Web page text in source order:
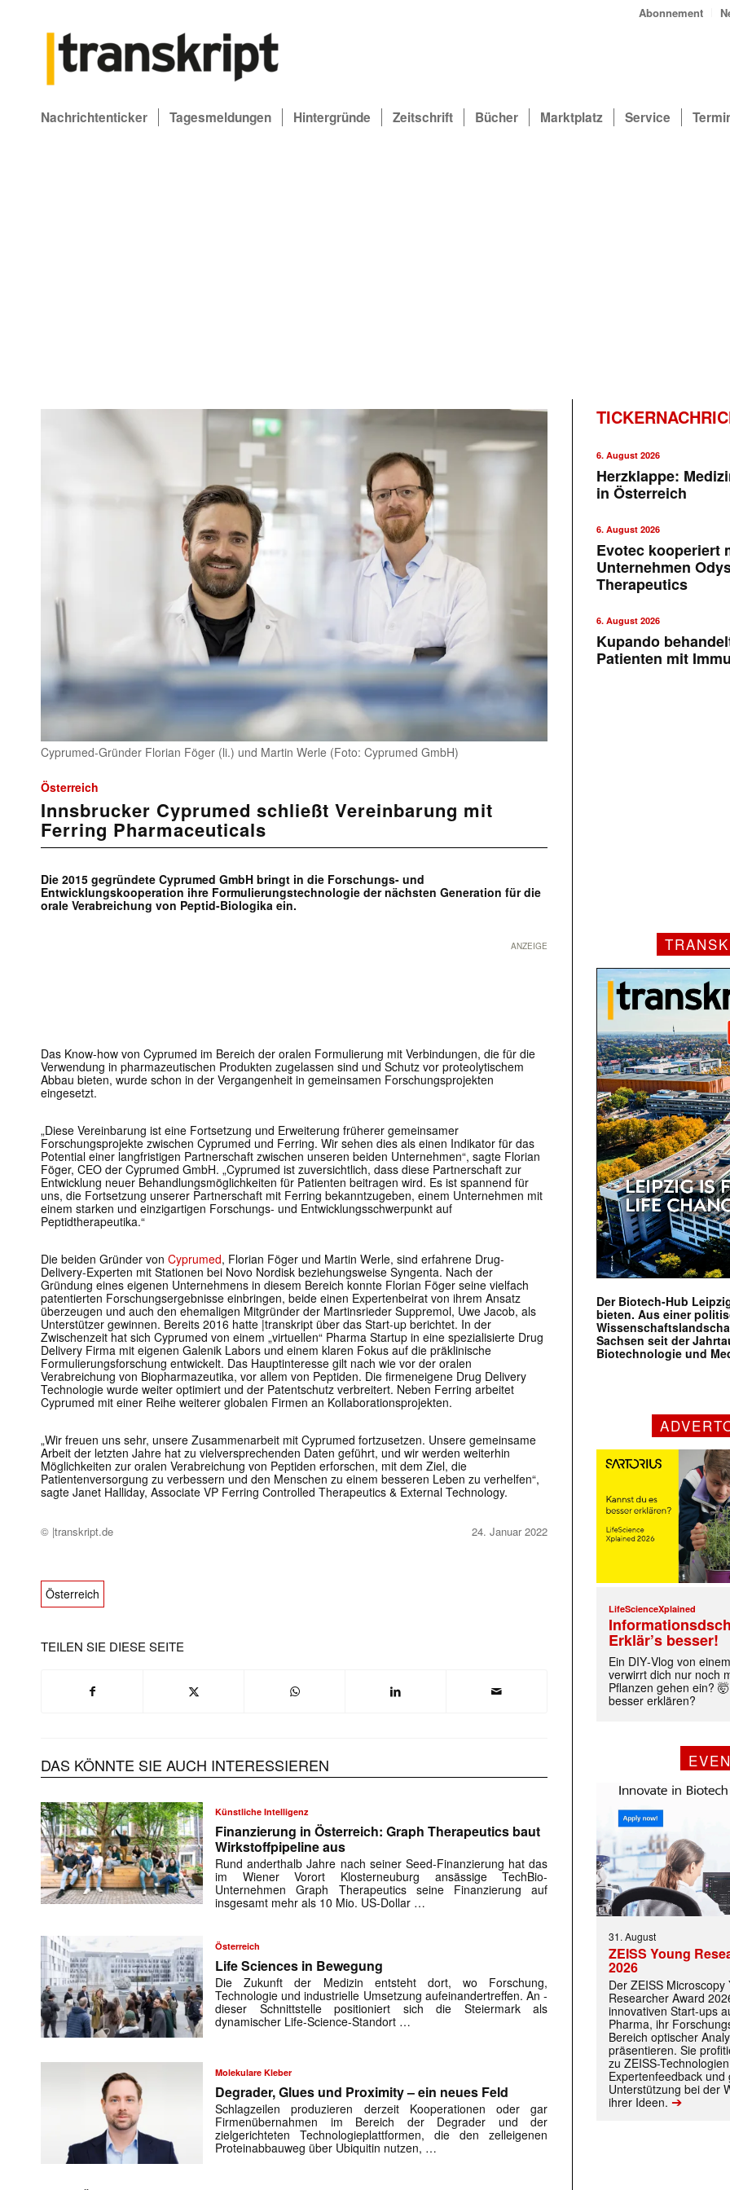
Mit dem |transkript-Newsletter jede Woche aktuell
E-
Mail
(erforderlich)
Abonnement
Nachrichtenticker Tagesmeldungen Hintergründe Zeitschrift Bücher Marktplatz Service
Cyprumed-Gründer Florian Föger (li.) und Martin Werle (Foto: Cyprumed GmbH)
Österreich
Innsbrucker Cyprumed schließt Vereinbarung mit
Ferring Pharmaceuticals
Die 2015 gegründete Cyprumed GmbH bringt in die Forschungs- und
Entwicklungskooperation ihre Formulierungstechnologie der nächsten Generation für die
orale Verabreichung von Peptid-Biologika ein.
ANZEIGE
Das Know-how von Cyprumed im Bereich der oralen Formulierung mit Verbindungen, die für die
Verwendung in pharmazeutischen Produkten zugelassen sind und Schutz vor proteolytischem
Abbau bieten, wurde schon in der Vergangenheit in gemeinsamen Forschungsprojekten
eingesetzt.
„Diese Vereinbarung ist eine Fortsetzung und Erweiterung früherer gemeinsamer
Forschungsprojekte zwischen Cyprumed und Ferring. Wir sehen dies als einen Indikator für das
Potential einer langfristigen Partnerschaft zwischen unseren beiden Unternehmen“, sagte Florian
Föger, CEO der Cyprumed GmbH. „Cyprumed ist zuversichtlich, dass diese Partnerschaft zur
Entwicklung neuer Behandlungsmöglichkeiten für Patienten beitragen wird. Es ist spannend für
uns, die Fortsetzung unserer Partnerschaft mit Ferring bekanntzugeben, einem Unternehmen mit
einem starken und einzigartigen Forschungs- und Entwicklungsschwerpunkt auf
Peptidtherapeutika.“
Die beiden Gründer von Cyprumed, Florian Föger und Martin Werle, sind erfahrene Drug-
Delivery-Experten mit Stationen bei Novo Nordisk beziehungsweise Syngenta. Nach der
Gründung eines eigenen Unternehmens in diesem Bereich konnte Florian Föger seine vielfach
patentierten Forschungsergebnisse einbringen, beide einen Expertenbeirat von ihrem Ansatz
überzeugen und auch den ehemaligen Mitgründer der Martinsrieder Suppremol, Uwe Jacob, als
Unterstützer gewinnen. Bereits 2016 hatte |transkript über das Start-up berichtet. In der
Zwischenzeit hat sich Cyprumed von einem „virtuellen“ Pharma Startup in eine spezialisierte Drug
Delivery Firma mit eigenen Galenik Labors und einem klaren Fokus auf die präklinische
Formulierungsforschung entwickelt. Das Hauptinteresse gilt nach wie vor der oralen
Verabreichung von Biopharmazeutika, vor allem von Peptiden. Die firmeneigene Drug Delivery
Technologie wurde weiter optimiert und der Patentschutz verbreitert. Neben Ferring arbeitet
Cyprumed mit einer Reihe weiterer globalen Firmen an Kollaborationsprojekten.
„Wir freuen uns sehr, unsere Zusammenarbeit mit Cyprumed fortzusetzen. Unsere gemeinsame
Arbeit der letzten Jahre hat zu vielversprechenden Daten geführt, und wir werden weiterhin
Möglichkeiten zur oralen Verabreichung von Peptiden erforschen, mit dem Ziel, die
Patientenversorgung zu verbessern und den Menschen zu einem besseren Leben zu verhelfen“,
sagte Janet Halliday, Associate VP Ferring Controlled Therapeutics & External Technology.
© |transkript.de 24. Januar 2022
Österreich
TEILEN SIE DIESE SEITE
DAS KÖNNTE SIE AUCH INTERESSIEREN
Künstliche Intelligenz
Finanzierung in Österreich: Graph Therapeutics baut
Wirkstoffpipeline aus
Rund anderthalb Jahre nach seiner Seed-Finanzierung hat das
im Wiener Vorort Klosterneuburg ansässige TechBio-
Unternehmen Graph Therapeutics seine Finanzierung auf
insgesamt mehr als 10 Mio. US-Dollar …
Österreich
Life Sciences in Bewegung
Die Zukunft der Medizin entsteht dort, wo ­Forschung,
Technologie und industrielle Umsetzung aufeinandertreffen. An ­
dieser Schnittstelle positioniert sich die Steiermark als
dynamischer ­Life-Science-Standort …
Molekulare Kleber
Degrader, Glues und Proximity – ein neues Feld
Schlagzeilen produzieren derzeit Kooperationen oder gar
Firmenübernahmen im Bereich der Degrader und der
zielgerichteten Technologieplattformen, die den zelleigenen
Proteinabbauweg über Ubiquitin nutzen, …
6. August 2026
Herzklappe:
in Österreich
6. August 2026
Evotec kooperiert
Unternehmen
Therapeutics
6. August 2026
Kupando
Patienten mit
Der Biotech-Hub
bieten. Aus einer
Sachsen seit der
Biotechnologie und
LifeScienceXplained
Erklär’s besser!
Ein DIY‑Vlog von
verwirrt dich nur noch
Pflanzen gehen ein?
besser erklären?
31. August
ZEISS Young
2026
Der ZEISS Microscopy
Researcher Award
innovativen Start-ups
Pharma, ihr
Bereich optischer
präsentieren. Sie
zu ZEISS-
Expertenfeedback und
Unterstützung bei der
ihrer Ideen. ➔